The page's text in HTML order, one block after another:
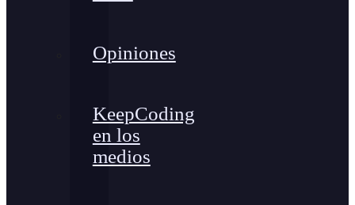
Opiniones
KeepCoding
en los
medios